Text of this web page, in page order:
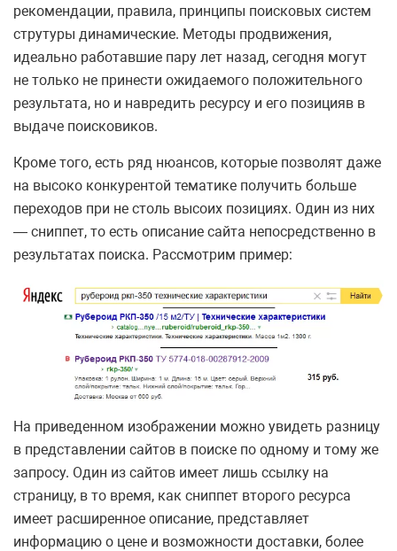
рекомендации, правила, принципы поисковых систем
струтуры динамические. Методы продвижения,
идеально работавшие пару лет назад, сегодня могут
не только не принести ожидаемого положительного
результата, но и навредить ресурсу и его позицияв в
выдаче поисковиков.
Кроме того, есть ряд нюансов, которые позволят даже
на высоко конкурентой тематике получить больше
переходов при не столь высоих позициях. Один из них
— сниппет, то есть описание сайта непосредственно в
результатах поиска. Рассмотрим пример:
На приведенном изображении можно увидеть разницу
в представлении сайтов в поиске по одному и тому же
запросу. Один из сайтов имеет лишь ссылку на
страницу, в то время, как сниппет второго ресурса
имеет расширенное описание, представляет
информацию о цене и возможности доставки, более